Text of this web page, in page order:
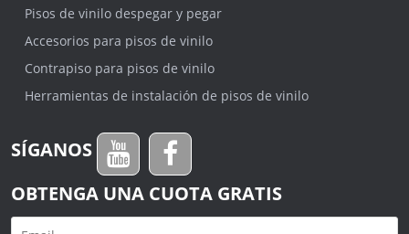
Pisos de vinilo despegar y pegar
Accesorios para pisos de vinilo
Contrapiso para pisos de vinilo
Herramientas de instalación de pisos de vinilo
SÍGANOS
OBTENGA UNA CUOTA GRATIS